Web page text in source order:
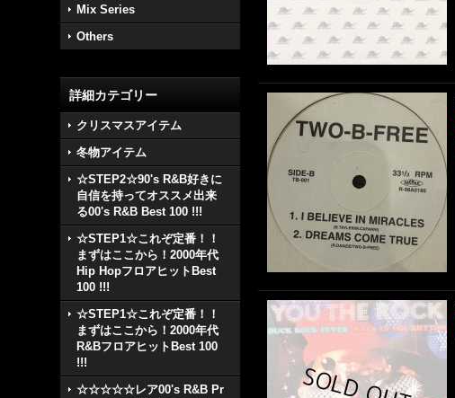
Mix Series
Others
詳細カテゴリー
クリスマスアイテム
冬物アイテム
☆STEP2☆90's R&B好きに
自信を持ってオススメ出来
る00's R&B Best 100 !!!
☆STEP1☆これぞ定番！！
まずはここから！2000年代
Hip HopフロアヒットBest
100 !!!
☆STEP1☆これぞ定番！！
まずはここから！2000年代
R&BフロアヒットBest 100
!!!
☆☆☆☆☆レア00's R&B Pr